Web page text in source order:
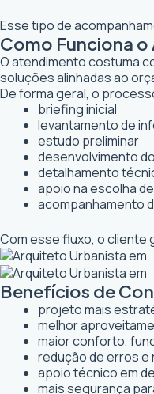
Esse tipo de
Como Funciona
O atendimento costuma
soluções alinhadas ao
De forma geral, o
briefing inicial
levantamento de
estudo preliminar
desenvolvimento
detalhamento
apoio na escolha
acompanhamento
Com esse fluxo, o cliente
Benefícios de
projeto mais
melhor
maior conforto,
redução de erros e
apoio técnico em
mais segurança